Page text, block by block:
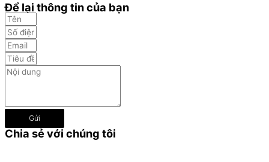
Để lại thông tin của bạn
Gửi
Chia sẻ với chúng tôi